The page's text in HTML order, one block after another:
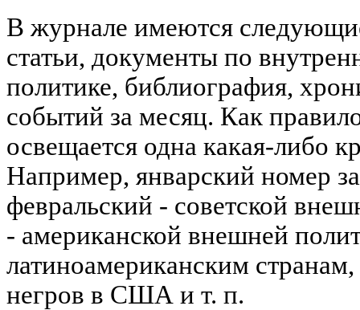
В журнале имеются
статьи, документы по
политике, библиография,
событий за месяц. Как
освещается одна какая-либо
Например, январский номер
февральский - советской
- американской внешней
латиноамериканским
негров в США и т. п.